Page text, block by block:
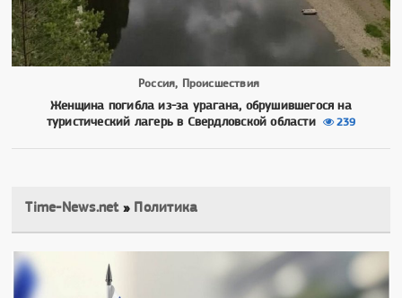
Россия, Происшествия
Женщина погибла из-за урагана, обрушившегося на
туристический лагерь в Свердловской области
239
Time-News.net» Политика